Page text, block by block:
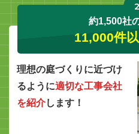
2
約1,500社
11,000件
理想の庭づくりに近づけ
るように適切な工事会社
を紹介します！